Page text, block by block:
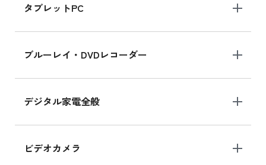
タブレットPC
ブルーレイ・DVDレコーダー
デジタル家電全般
ビデオカメラ
iPhone 16 シリーズ
iPhone 16 の新品買取価格
iPad Air 11インチ シリーズ
iPad Air 11インチ の新品買取価格